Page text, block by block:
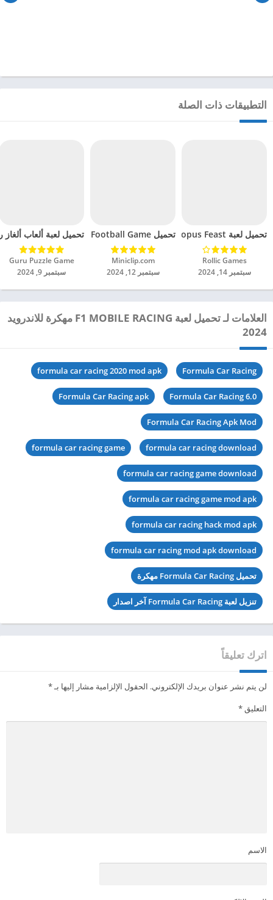
التطبيقات ذات الصلة
تحميل لعبة Octopus Feast مهكرة للاندرويد 2024
Rollic Games‏
سبتمبر 14, 2024
تحميل Soccer Hero PvP Football Game مهكرة للاندرويد 2024
Miniclip.com‏
سبتمبر 12, 2024
تحميل لعبة ألعاب ألغاز
Guru Puzzle Game‏
سبتمبر 9, 2024
العلامات لـ تحميل لعبة F1 MOBILE RACING مهكرة للاندرويد
2024
Formula Car Racing
formula car racing 2020 mod apk
Formula Car Racing 6.0
Formula Car Racing apk
Formula Car Racing Apk Mod
formula car racing download
formula car racing game
formula car racing game download
formula car racing game mod apk
formula car racing hack mod apk
formula car racing mod apk download
تحميل Formula Car Racing مهكرة
تنزيل لعبة Formula Car Racing آخر اصدار
اترك تعليقاً
لن يتم نشر عنوان بريدك الإلكتروني. الحقول الإلزامية مشار إليها بـ*
التعليق*
الاسم